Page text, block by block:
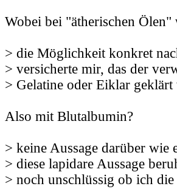
Wobei bei "ätherischen
> die Möglichkeit konkret
> versicherte mir, das der
> Gelatine oder Eiklar
Also mit Blutalbumin?
> keine Aussage darüber
> diese lapidare Aussage
> noch unschlüssig ob ich